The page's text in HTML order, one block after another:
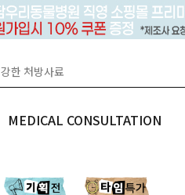
MEDICAL CONSULTATION